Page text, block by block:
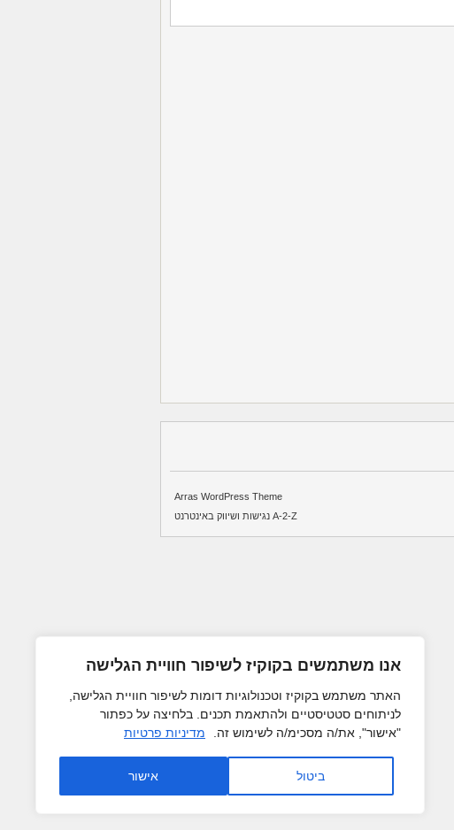
אנו משתמשים בקוקיז לשיפור חוויית הגלישה
האתר משתמש בקוקיז וטכנולוגיות דומות לשיפור חוויית הגלישה,
לניתוחים סטטיסטיים ולהתאמת תכנים. בלחיצה על כפתור
"אישור", את/ה מסכימ/ה לשימוש זה.
מדיניות פרטיות
ביטול אישור
Arras WordPress Theme
A-2-Z נגישות ושיווק באינטרנט